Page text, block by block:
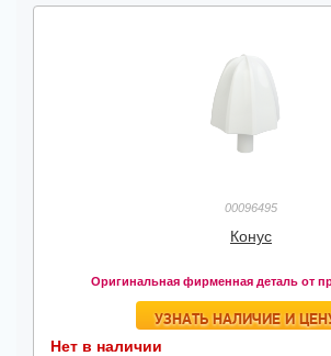
00096495
Конус
Оригинальная фирменная деталь от
УЗНАТЬ НАЛИЧИЕ И
Нет в наличии